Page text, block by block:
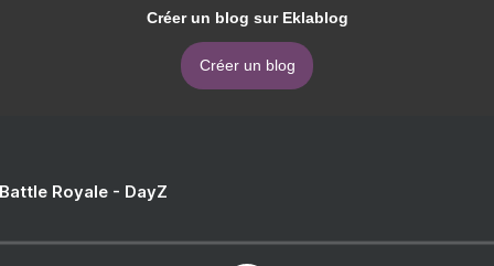
Créer un blog sur Eklablog
Créer un blog
Royale - DayZ